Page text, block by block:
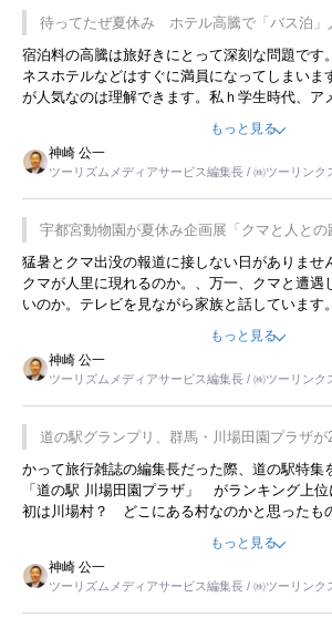
待ってたぜ夏休み ホテル高騰で「バス泊」
宿泊料の高騰は旅好きにとって深刻な問題です
ネスホテルなどはすぐに満員になってしまいま
が人気なのは理解できます。私ｈ学生時代、ア
をした時は、移動はグレイハウンドバスでした
用してホテル代を浮かせていました。ただし、
す。若い人が夜行バスで京都に行った、青森に
が残らないのかなと思ってしまいます。
もっと見る
神崎 公一
ツーリズムメディアサービス編集長 / ㈱ツーリンク
宇都宮動物園が夏休み企画展「クマと人との
開催
猛暑とクマ出没の報道に接しない日がありませ
クマが人里に現れるのか。、万一、クマと遭遇
いのか。テレビを見ながら家族と話しています
んてことは、冗談でもいえません。そんな中で
もっと見る
神崎 公一
ツーリズムメディアサービス編集長 / ㈱ツーリンク
道の駅グランプリ、群馬・川場田園プラザが
かって旅行雑誌の編集長だった際、道の駅特集
「道の駅 川場田園プラザ」 がランキング上
初は川場村？ どこにある村なのかと思ったも
永井 彰一社長にインタビューしたら、興味深い
した。プレゼンも巧みで、今でも思い出すこと
は、従業員に東京ディズニーランドを見学させ
の何かを理解してもらっていることです。 もう
プレミアムヨーグルトを販売するにあたり、社
もっと見る
神崎 公一
ツーリズムメディアサービス編集長 / ㈱ツーリンク